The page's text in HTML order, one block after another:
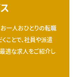
お一人おひとりの転職
ことで、社員や派遣
適な求人をご紹介し